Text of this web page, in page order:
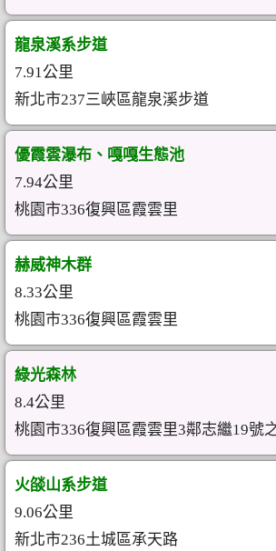
龍泉溪系步道
7.91公里
新北市237三峽區龍泉溪步道
優霞雲瀑布、嘎嘎生態池
7.94公里
桃園市336復興區霞雲里
赫威神木群
8.33公里
桃園市336復興區霞雲里
綠光森林
8.4公里
桃園市336復興區霞雲里3鄰志繼19號
火燄山系步道
9.06公里
新北市236土城區承天路